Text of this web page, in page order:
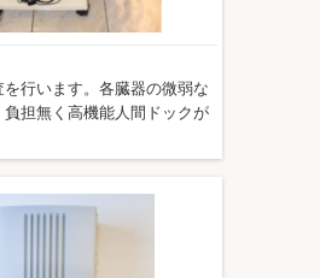
行います。各臓器の微弱な
担無く高機能人間ドックが